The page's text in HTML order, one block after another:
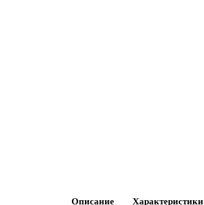
Описание Характеристики